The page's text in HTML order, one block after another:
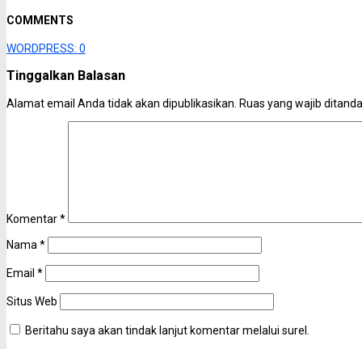
COMMENTS
WORDPRESS: 0
Tinggalkan Balasan
Alamat email Anda tidak akan dipublikasikan. Ruas yang wajib
Komentar*
Nama *
Email *
Situs Web
Beritahu saya akan tindak lanjut komentar melalui surel.